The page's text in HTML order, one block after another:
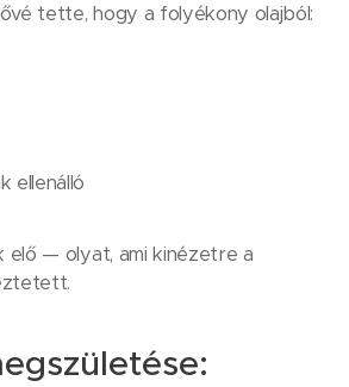
tette, hogy a folyékony olajból:
ellenálló
elő — olyat, ami kinézetre a